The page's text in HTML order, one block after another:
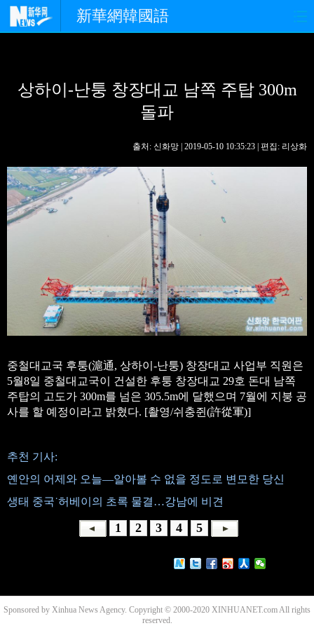
新華網韓國語
경제 사회 포토
핫 TV
생생 중국어
상하이-난퉁 창장대교 남쪽 주탑 300m
돌파
출처: 신화망 | 2019-05-10 10:35:23 | 편집: 리상화
중철대교국 후퉁(滬通, 상하이-난퉁) 창장대교 사업부 직원은
5월8일 중철대교국이 건설한 후퉁 창장대교 29호 돈대 남쪽
주탑의 고도가 300m를 넘은 305.5m에 달했으며 7월에 지붕 공
사를 할 예정이라고 밝혔다. [촬영/쉬충쥔(許從軍)]
추천 기사:
옌안의 어제와 오늘—알아볼 수 없을 정도로 변모한 당신
생태 중국˙허베이의 초록 물결…강남에 비견
1 2 3 4 5